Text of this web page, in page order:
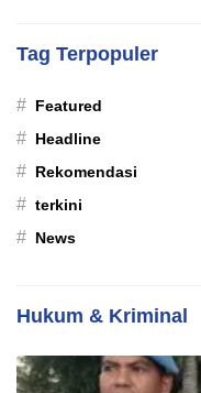
Tag Terpopuler
# Featured
# Headline
# Rekomendasi
# terkini
# News
Hukum & Kriminal